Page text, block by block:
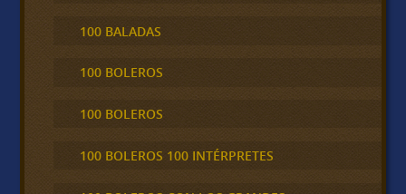
100 BALADAS
100 BOLEROS
100 BOLEROS
100 BOLEROS 100 INTÉRPRETES